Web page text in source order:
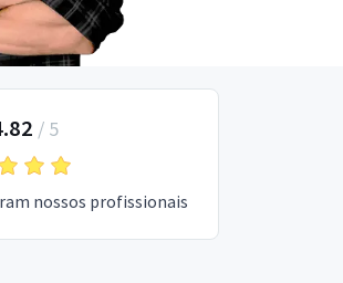
/ 5
nossos profissionais